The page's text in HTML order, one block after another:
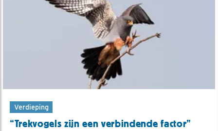
Verdieping
“Trekvogels zijn een verbindende factor”